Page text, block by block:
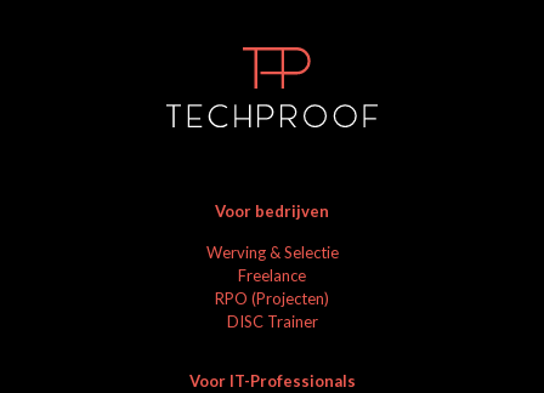
Voor bedrijven
Werving & Selectie
Freelance
RPO (Projecten)
DISC Trainer
Voor IT-Professionals